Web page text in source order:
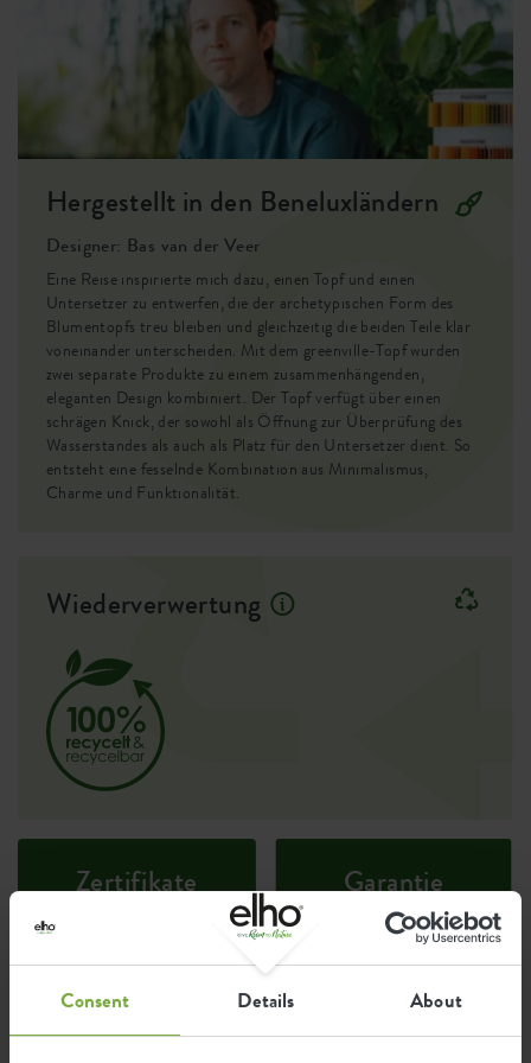
Consent Details About
Klares Design und natürliche Farben
Die greenville Kollektion hat ein modernes, elegantes
Design und ist in natürlichen Farben erhältlich. Da sich die
verschiedenen Größen und Farben so gut miteinander
Mixen & Matchen. Damit schaffen Sie die ideale grüne
Umgebung auf Ihrem Balkon!
Dauerbrenner
Diese hochwertigen Töpfe bestehen zu 100% aus
recyceltem Kunststoff. Sie können darum auch mal einen
Stoß verkraften. Die Töpfe sind frostbeständig und bleichen
nicht aus. So können Sie in jeder Jahreszeit in den Genuss
von mehr Grün auf Ihrem Balkon kommen.
nein
EAN
SKU
3081805236000
Hergestellt in den Beneluxländern
Designer: Bas van der Veer
Eine Reise inspirierte mich dazu, einen Topf und einen
Untersetzer zu entwerfen, die der archetypischen Form des
Blumentopfs treu bleiben und gleichzeitig die beiden Teile klar
voneinander unterscheiden. Mit dem greenville-Topf wurden
zwei separate Produkte zu einem zusammenhängenden,
eleganten Design kombiniert. Der Topf verfügt über einen
schrägen Knick, der sowohl als Öffnung zur Überprüfung des
Wasserstandes als auch als Platz für den Untersetzer dient. So
entsteht eine fesselnde Kombination aus Minimalismus,
Charme und Funktionalität.
Wiederverwertung
Zertifikate Garantie
99Jahre
UV-beständig